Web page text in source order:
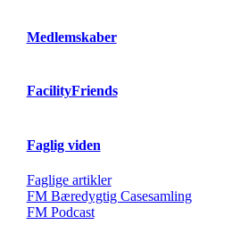
Medlemskaber
FacilityFriends
Faglig viden
Faglige artikler
FM Bæredygtig Casesamling
FM Podcast